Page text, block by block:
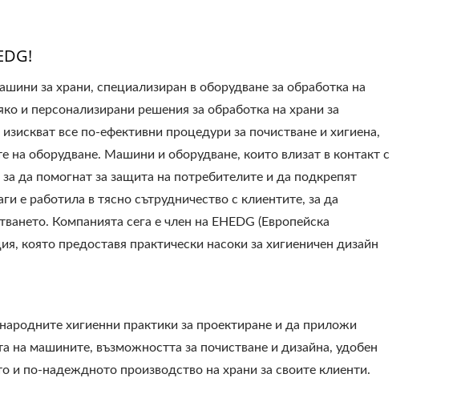
за храни, специализиран в оборудване за обработка на
и персонализирани решения за обработка на храни за
все по-ефективни процедури за почистване и хигиена,
на оборудване. Машини и оборудване, които влизат в контакт с
да помогнат за защита на потребителите и да подкрепят
е работила в тясно сътрудничество с клиентите, за да
Компанията сега е член на EHEDG (Европейска
която предоставя практически насоки за хигиеничен дизайн
хигиенни практики за проектиране и да приложи
на машините, възможността за почистване и дизайна, удобен
и по-надеждното производство на храни за своите клиенти.